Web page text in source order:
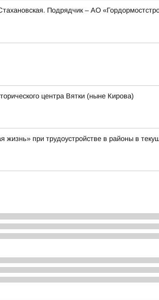
Подрядчик – АО
центра Вятки (ныне Кирова)
при трудоустройстве в районы в